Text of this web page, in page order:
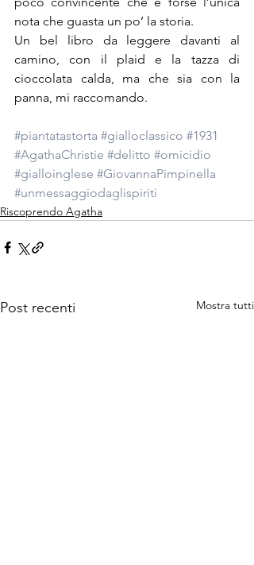
nota che guasta un po’ la storia.
Un bel libro da leggere davanti al
camino, con il plaid e la tazza di
cioccolata calda, ma che sia con la
panna, mi raccomando.
#piantatastorta #gialloclassico #1931
#AgathaChristie #delitto #omicidio
#gialloinglese #GiovannaPimpinella
#unmessaggiodaglispiriti
Riscoprendo Agatha
Post recenti Mostra tutti